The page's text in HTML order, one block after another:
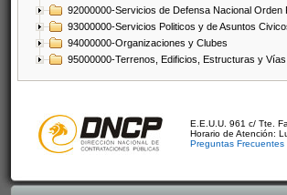
92000000-Servicios de Defensa Nacional Orden
93000000-Servicios Politicos y de Asuntos
94000000-Organizaciones y Clubes
95000000-Terrenos, Edificios, Estructuras y Vías
E.E.U.U. 961 c/ Tte.
Horario de Atención:
Preguntas Frecuentes